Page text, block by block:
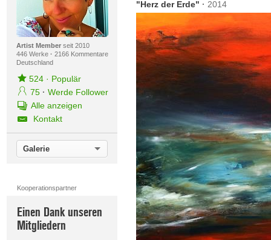
Fokus-Werke
Neue Werke – Auswahl
Alle neuen Werke
Artist Memberseit 2010
446 Werke · 2166 Kommentare
Deutschland
524· Populär
75 · Werde Follower
Alle anzeigen
Kontakt
Galerie
Kooperationspartner
Einen Dank unseren
Mitgliedern
"Herz der Erde" · 2014